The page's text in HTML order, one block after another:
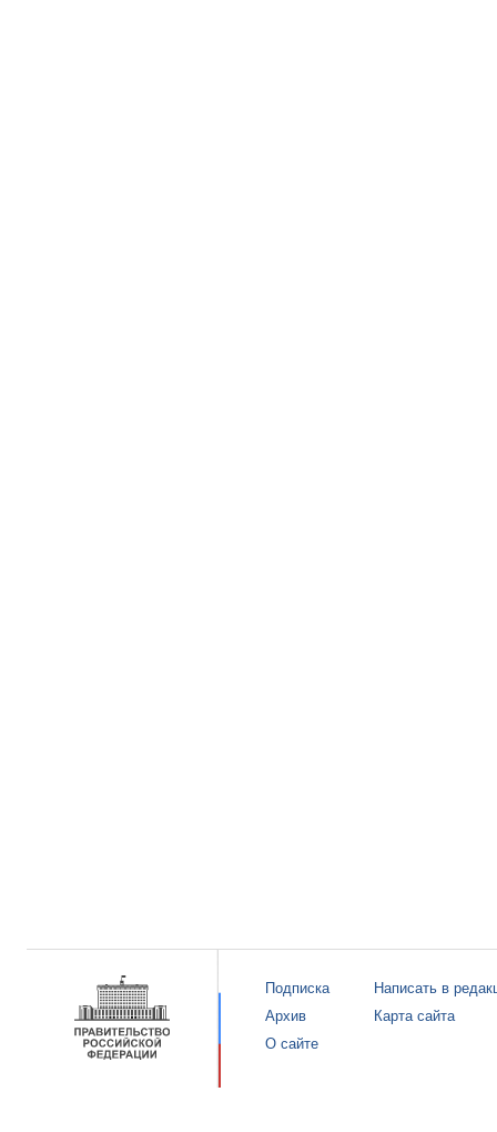
Подписка
Архив
О сайте
Написать в
Карта сайта